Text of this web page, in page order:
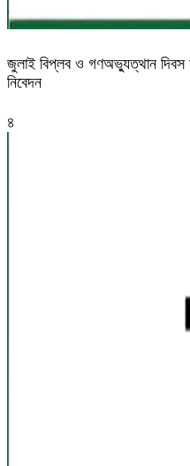
জুলাই বিপ্লব ও গণঅভ্যুত্থান দিবস
নিবেদন
৪